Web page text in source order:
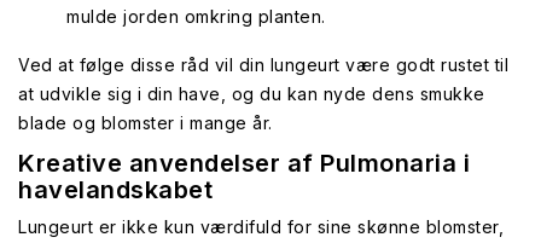
mulde jorden omkring planten.
Ved at følge disse råd vil din lungeurt være godt rustet til
at udvikle sig i din have, og du kan nyde dens smukke
blade og blomster i mange år.
Kreative anvendelser af Pulmonaria i
havelandskabet
Lungeurt er ikke kun værdifuld for sine skønne blomster,